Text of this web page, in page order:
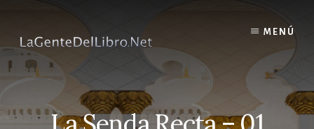
content
MENÚ